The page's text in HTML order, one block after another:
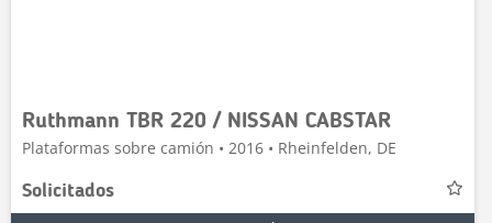
Ruthmann TBR 220 / NISSAN CABSTAR
Plataformas sobre camión • 2016 • Rheinfelden, DE
Solicitados